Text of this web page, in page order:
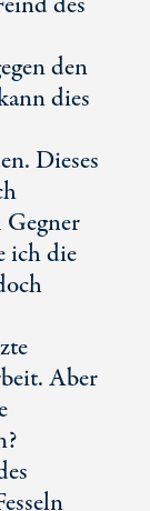
den
dies
Dieses
Gegner
ich die
Aber